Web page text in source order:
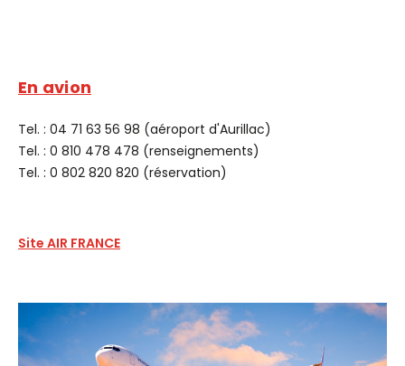
En avion
Tel. : 04 71 63 56 98 (aéroport d'Aurillac)
Tel. : 0 810 478 478 (renseignements)
Tel. : 0 802 820 820 (réservation)
Site AIR FRANCE